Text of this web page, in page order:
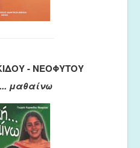
- ΝΕΟΦΥΤΟΥ
μαθαίνω